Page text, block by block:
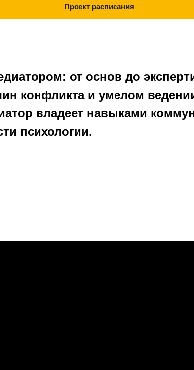
Проект расписания
от основ до
конфликта и умелом
владеет навыками
психологии.